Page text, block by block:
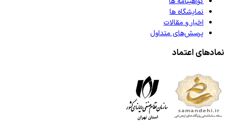
نمایشگاه ها
اخبار و مقالات
پرسش‌های متداول
نمادهای اعتماد